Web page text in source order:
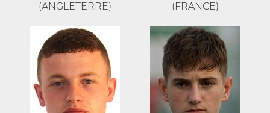
(ANGLETERRE)
(FRANCE)